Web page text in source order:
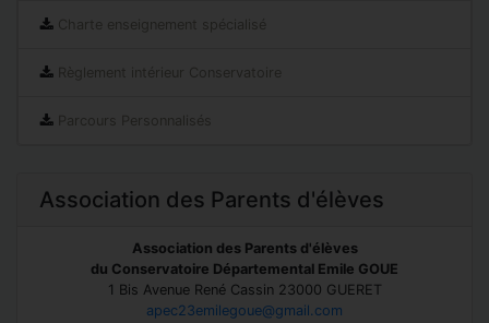
Charte enseignement spécialisé
Règlement intérieur Conservatoire
Parcours Personnalisés
Association des Parents d'élèves
Association des Parents d'élèves
du Conservatoire Départemental Emile GOUE
1 Bis Avenue René Cassin 23000 GUERET
apec23emilegoue@gmail.com